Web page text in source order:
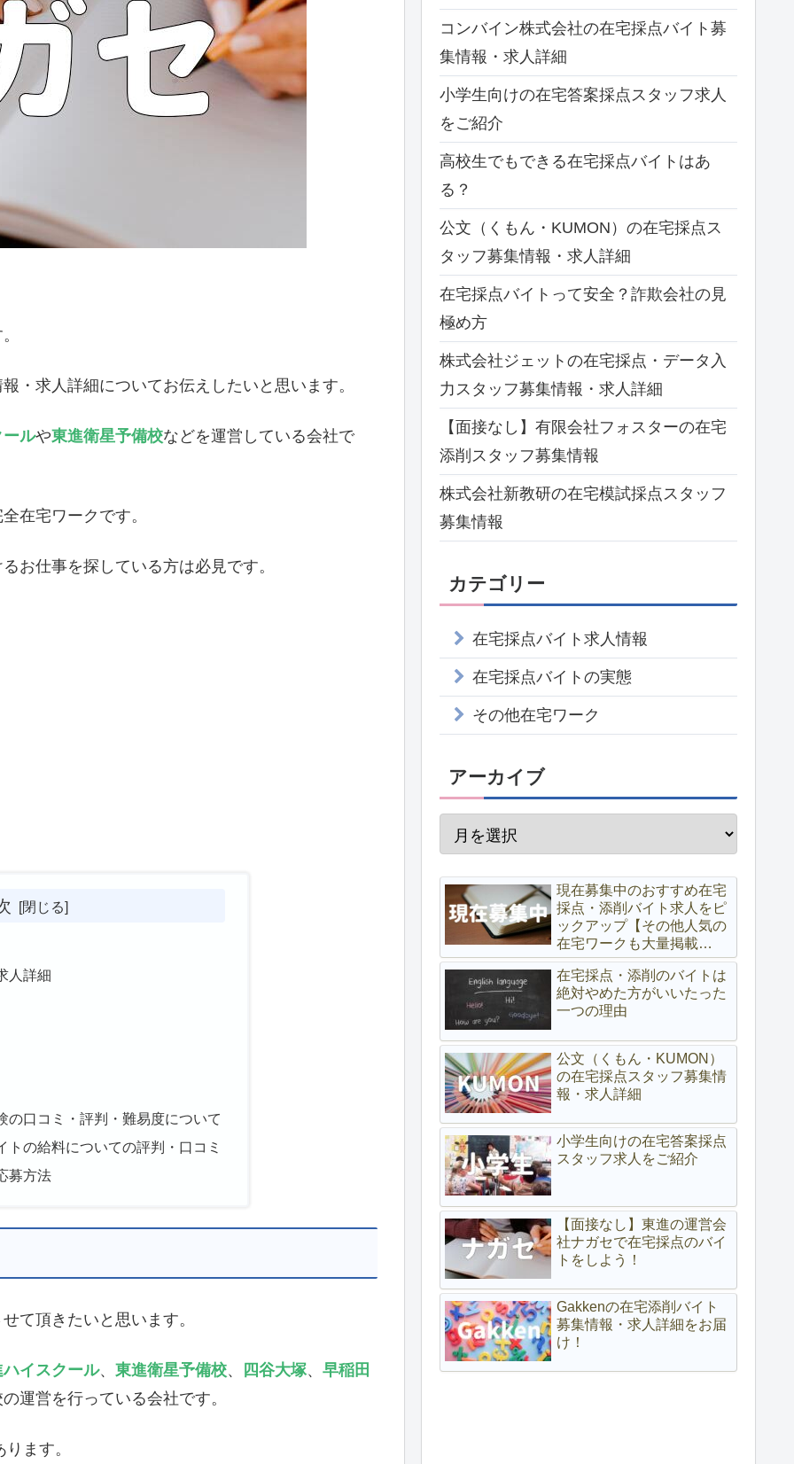
・求人詳細についてお伝えしたいと思います。
ールや東進衛星予備校などを運営している会社で
在宅ワークです。
お仕事を探している方は必見です。
人詳細
の口コミ・評判・難易度について
トの給料についての評判・口コミ
募方法
て頂きたいと思います。
ハイスクール、 東進衛星予備校、 四谷大塚、 早稲田
運営を行っている会社です。
ます。
コンバイン株式会社の在宅採点バイト募
集情報・求人詳細
小学生向けの在宅答案採点スタッフ求人
をご紹介
高校生でもできる在宅採点バイトはあ
る？
公文（くもん・KUMON）の在宅採点ス
タッフ募集情報・求人詳細
在宅採点バイトって安全？詐欺会社の見
極め方
株式会社ジェットの在宅採点・データ入
力スタッフ募集情報・求人詳細
【面接なし】有限会社フォスターの在宅
添削スタッフ募集情報
株式会社新教研の在宅模試採点スタッフ
募集情報
カテゴリー
在宅採点バイト求人情報
在宅採点バイトの実態
その他在宅ワーク
アーカイブ
現在募集中のおすすめ在宅
採点・添削バイト求人をピ
ックアップ【その他人気の
在宅ワークも大量掲載
中！】
在宅採点・添削のバイトは
絶対やめた方がいいたった
一つの理由
公文（くもん・KUMON）
の在宅採点スタッフ募集情
報・求人詳細
小学生向けの在宅答案採点
スタッフ求人をご紹介
【面接なし】東進の運営会
社ナガセで在宅採点のバイ
トをしよう！
Gakkenの在宅添削バイト
募集情報・求人詳細をお届
け！